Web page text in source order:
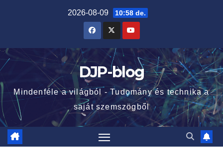
2026-08-09 10:58 de.
DJP-blog
Mindenféle a világból - Tudomány és technika a
saját szemszögből